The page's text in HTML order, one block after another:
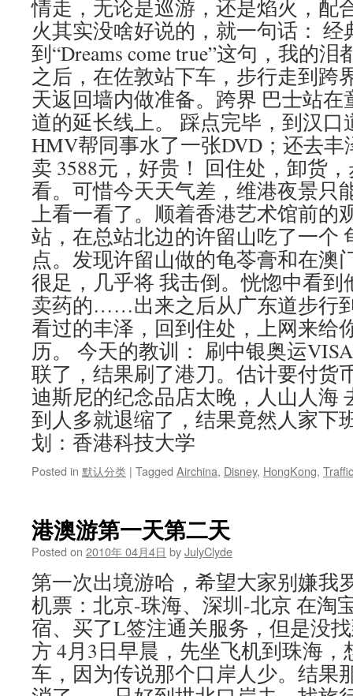
情走，无论是巡游，还是焰火，配
火其实没啥好说的，就一句话： 经
到“Dreams come true”这句，我的
之后，在佐敦站下车，步行走到跨
天返回墙内做准备。跨界 巴士站
道的延长线上。 踩点完毕，到汉
HMV帮同事水了一张DVD；还去丰
卖 3588元，好贵！ 回住处，卸货
看。可惜今天天气差，维港夜景只
上看一看了。顺着香港艺术馆前的
站，在总站北边的许留山吃了一个
点。发现许留山做的龟苓膏和在澳
很足，几乎将 我击倒。恍惚中看
卖药的……出来之后从广东道步行
看过的丰泽，回到住处，上网来给
历。 今天的教训： 刷中银奥运
联了，结果刷了港刀。估计要付货
迪斯尼的纪念品店太晚，人山人海
到人多就退缩了，结果竟然人家
划：香港科技大学
Posted in 默认分类 | Tagged Airchina, Disney, HongKong, Traffic
港澳游第一天第二天
Posted on 2010年 04月4日 byJulyClyde
第一次出境游哈，希望大家别嫌我
机票：北京-珠海、深圳-北京 在淘
宿、买了L签注通关服务，但是没
方 4月3日早晨，先坐飞机到珠海
车，因为传说那个口岸人少。结果